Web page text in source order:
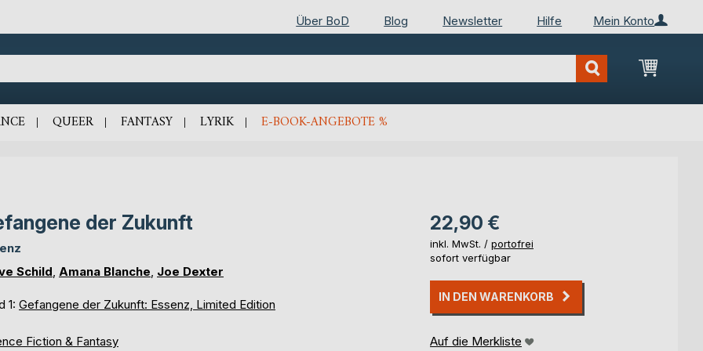
Mein Konto
Über BoD Blog Newsletter Hilfe
Mein
QUEER FANTASY LYRIK E-BOOK-ANGEBOTE %
der Zukunft
Schild Amana Blanche Joe Dexter
1: Gefangene der Zukunft: Essenz, Limited Edition
Fiction & Fantasy
22,90 €
inkl. MwSt. / portofrei
sofort verfügbar
IN DEN WARENKORB
Auf die Merkliste